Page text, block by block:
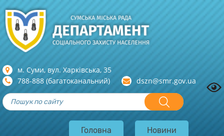
м. Суми, вул. Харкiвська, 35
788-888 (багатоканальний)
dszn@smr.gov.ua
Головна Новини